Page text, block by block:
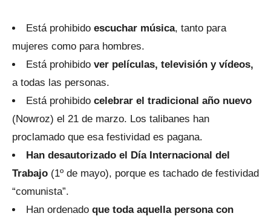
Está prohibido escuchar música, tanto para
mujeres como para hombres.
Está prohibido ver películas, televisión y vídeos,
a todas las personas.
Está prohibido celebrar el tradicional año nuevo
(Nowroz) el 21 de marzo. Los talibanes han
proclamado que esa festividad es pagana.
Han desautorizado el Día Internacional del
Trabajo (1º de mayo), porque es tachado de festividad
“comunista”.
Han ordenado que toda aquella persona con